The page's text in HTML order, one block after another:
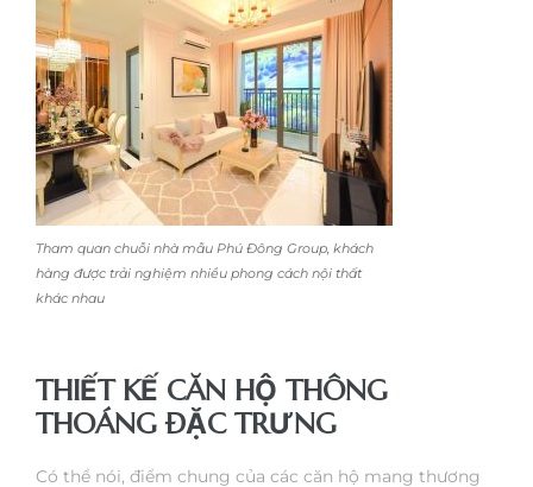
Tham quan chuỗi nhà mẫu Phú Đông Group, khách
hàng được trải nghiệm nhiều phong cách nội thất
khác nhau
THIẾT KẾ CĂN HỘ THÔNG
THOÁNG ĐẶC TRƯNG
Có thể nói, điểm chung của các căn hộ mang thương